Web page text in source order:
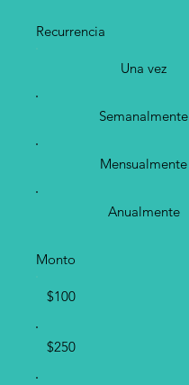
Recurrencia
Una vez
Semanalmente
Mensualmente
Anualmente
Monto
$100
$250